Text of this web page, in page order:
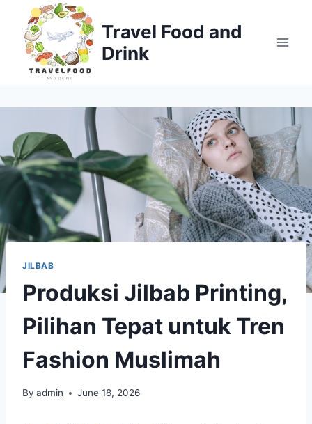
content
Travel Food and
Drink
JILBAB
Produksi Jilbab Printing,
Pilihan Tepat untuk Tren
Fashion Muslimah
By admin June 18, 2026